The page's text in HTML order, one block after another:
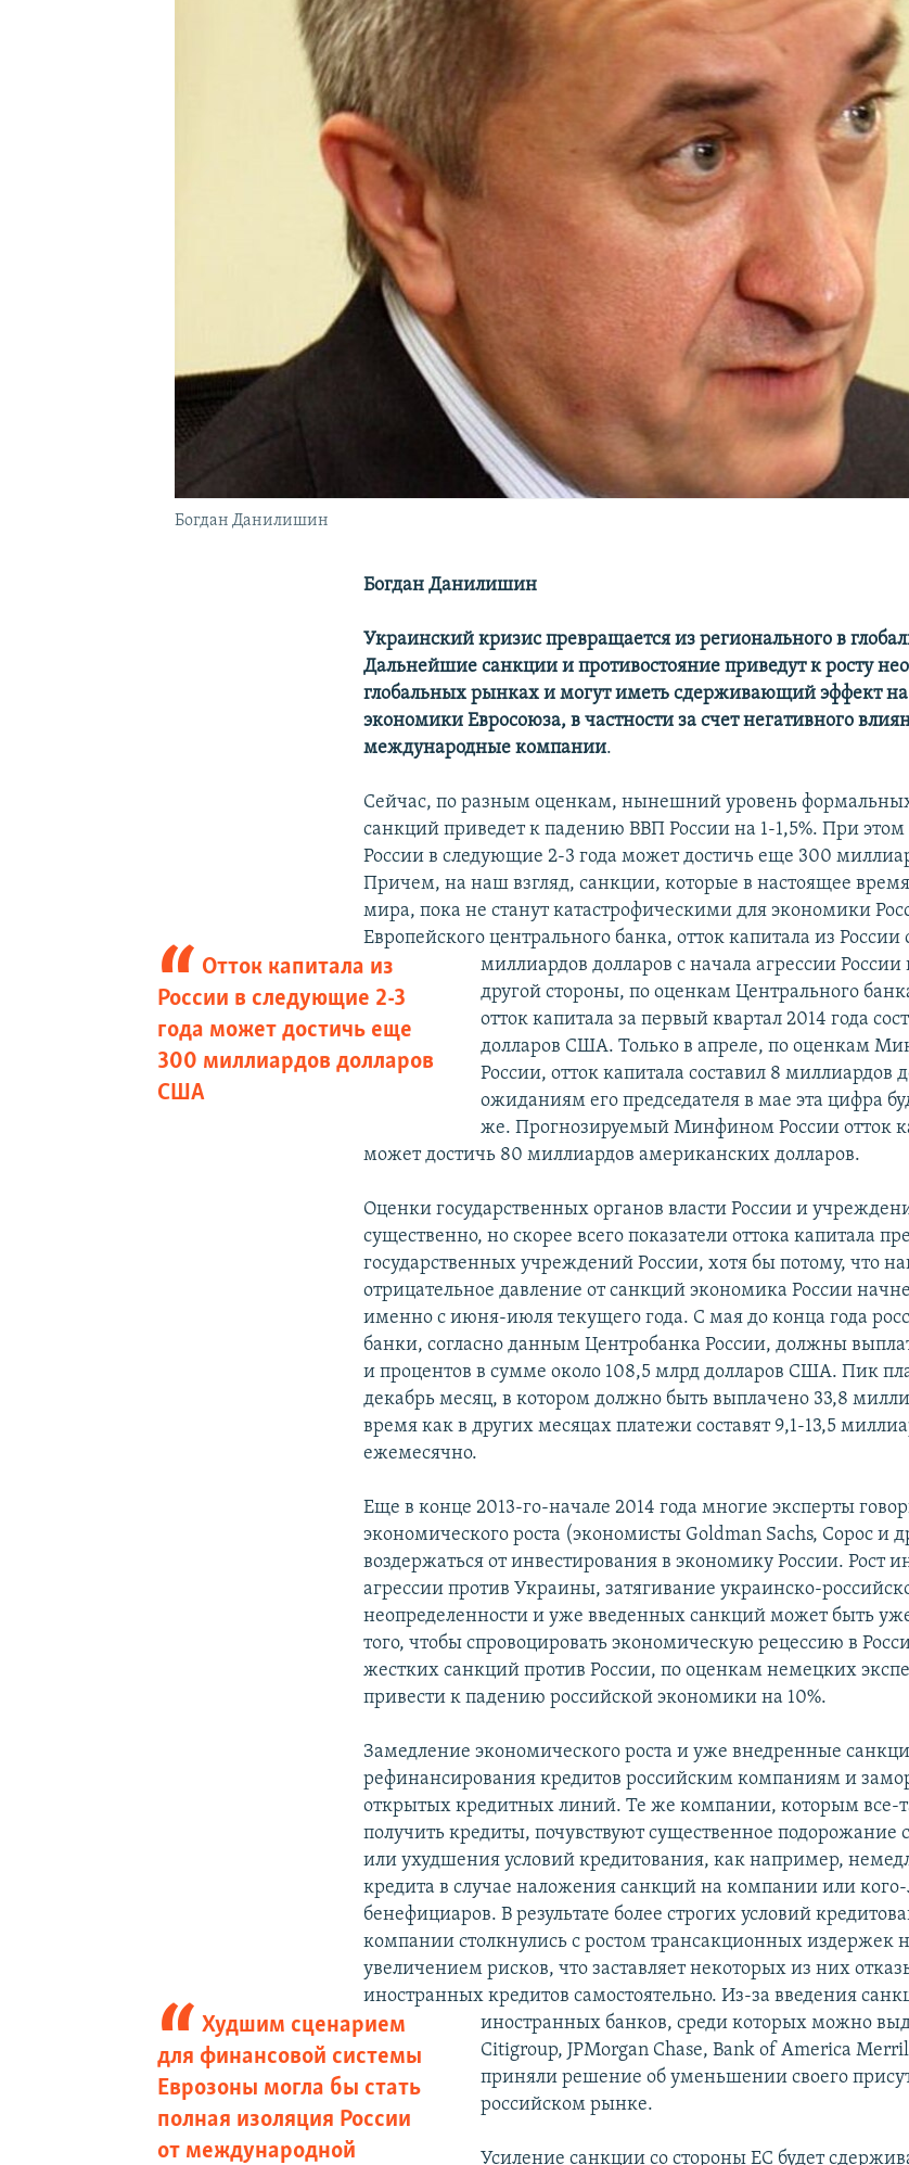
Богдан Данилишин
Богдан Данилишин
Украинский кризис превращается из регионального в
Дальнейшие санкции и противостояние приведут к росту
глобальных рынках и могут иметь сдерживающий эффект на
экономики Евросоюза, в частности за счет негативного
международные компании.
Сейчас, по разным оценкам, нынешний уровень
санкций приведет к падению ВВП России на 1-1,5%. При этом
России в следующие 2-3 года может достичь еще 300
Причем, на наш взгляд, санкции, которые в настоящее
мира, пока не станут катастрофическими для экономики
Европейского центрального банка, отток капитала из России
Отток капитала из
России в следующие 2-3
года может достичь еще
300 миллиардов долларов
США
миллиардов долларов с начала агрессии
другой стороны, по оценкам Центрального
отток капитала за первый квартал 2014 года
долларов США. Только в апреле, по оценкам
России, отток капитала составил 8 миллиардов
ожиданиям его председателя в мае эта цифра
же. Прогнозируемый Минфином России отток
может достичь 80 миллиардов американских долларов.
Оценки государственных органов власти России и
существенно, но скорее всего показатели оттока капитала
государственных учреждений России, хотя бы потому, что
отрицательное давление от санкций экономика России
именно с июня-июля текущего года. С мая до конца года
банки, согласно данным Центробанка России, должны
и процентов в сумме около 108,5 млрд долларов США. Пик
декабрь месяц, в котором должно быть выплачено 33,8
время как в других месяцах платежи составят 9,1-13,5
ежемесячно.
Еще в конце 2013-го-начале 2014 года многие эксперты
экономического роста (экономисты Goldman Sachs, Сорос и
воздержаться от инвестирования в экономику России. Рост
агрессии против Украины, затягивание украинско-
неопределенности и уже введенных санкций может быть
того, чтобы спровоцировать экономическую рецессию в
жестких санкций против России, по оценкам немецких
привести к падению российской экономики на 10%.
Замедление экономического роста и уже внедренные
рефинансирования кредитов российским компаниям и
открытых кредитных линий. Те же компании, которым все-
получить кредиты, почувствуют существенное подорожание
или ухудшения условий кредитования, как например,
кредита в случае наложения санкций на компании или кого-
бенефициаров. В результате более строгих условий
компании столкнулись с ростом трансакционных издержек
увеличением рисков, что заставляет некоторых из них
иностранных кредитов самостоятельно. Из-за введения
иностранных банков,
Худшим сценарием
для финансовой системы
Еврозоны могла бы стать
полная изоляция России
от международной
среди которых можно
Citigroup, JPMorgan Chase, Bank of America
приняли решение об уменьшении своего
российском рынке.
Усиление санкции со стороны ЕС будет